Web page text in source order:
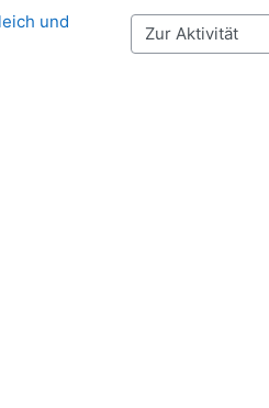
und
Zur Aktivität